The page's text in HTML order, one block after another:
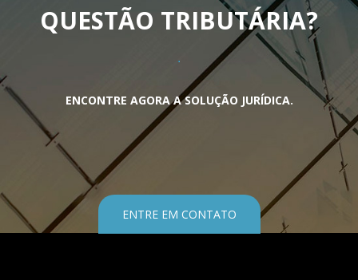
QUESTÃO TRIBUTÁRIA?
ENCONTRE AGORA A SOLUÇÃO JURÍDICA.
ENTRE EM CONTATO